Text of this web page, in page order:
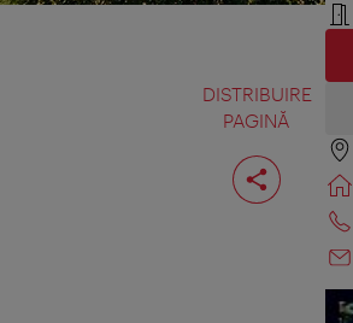
DISTRIBUIRE
PAGINĂ
Distribuiţi
pagina